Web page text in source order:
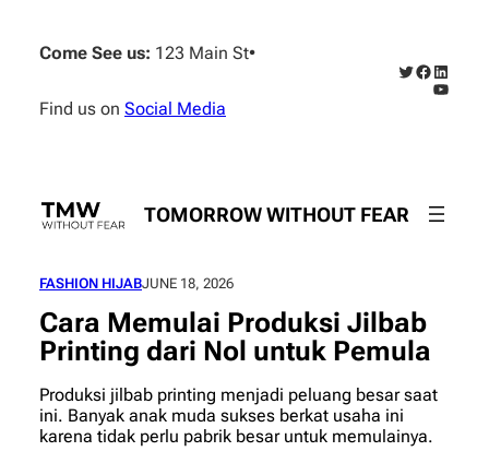
content
Come See us: 123 Main St•
Find us on Social Media
Twitter
Facebook
TOMORROW WITHOUT FEAR
FASHION HIJABJUNE 18, 2026
Cara Memulai Produksi Jilbab
Printing dari Nol untuk Pemula
Produksi jilbab printing menjadi peluang besar saat
ini. Banyak anak muda sukses berkat usaha ini
karena tidak perlu pabrik besar untuk memulainya.